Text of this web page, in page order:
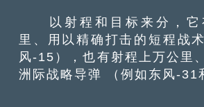
以射程和目标来分，它
里、用以精确打击的短程战
风-15），也有射程上万公里
洲际战略导弹 （例如东风-31